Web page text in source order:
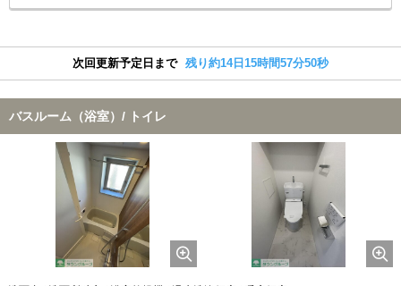
次回更新予定日まで 残り約14日15時間57分50秒
バスルーム（浴室）/ トイレ